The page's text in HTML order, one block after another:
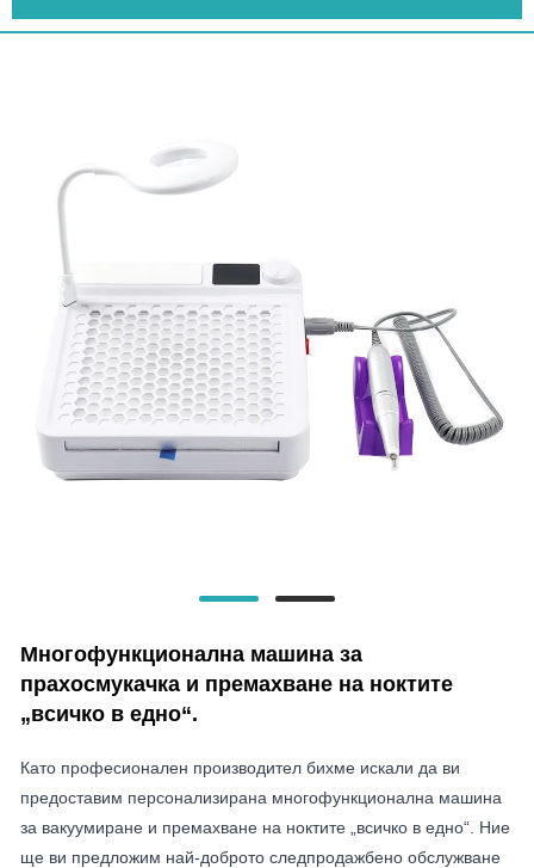
Многофункционална машина за
прахосмукачка и премахване на ноктите
„всичко в едно“.
Като професионален производител бихме искали да ви
предоставим персонализирана многофункционална машина
за вакуумиране и премахване на ноктите „всичко в едно“. Ние
ще ви предложим най-доброто следпродажбено обслужване